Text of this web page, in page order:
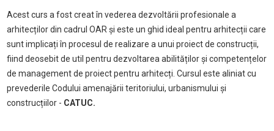
Acest curs a fost creat în vederea dezvoltării profesionale a
arhitecților din cadrul OAR și este un ghid ideal pentru arhitecții care
sunt implicați în procesul de realizare a unui proiect de construcții,
fiind deosebit de util pentru dezvoltarea abilităților și competențelor
de management de proiect pentru arhitecți. Cursul este aliniat cu
prevederile Codului amenajării teritoriului, urbanismului și
construcțiilor - CATUC.